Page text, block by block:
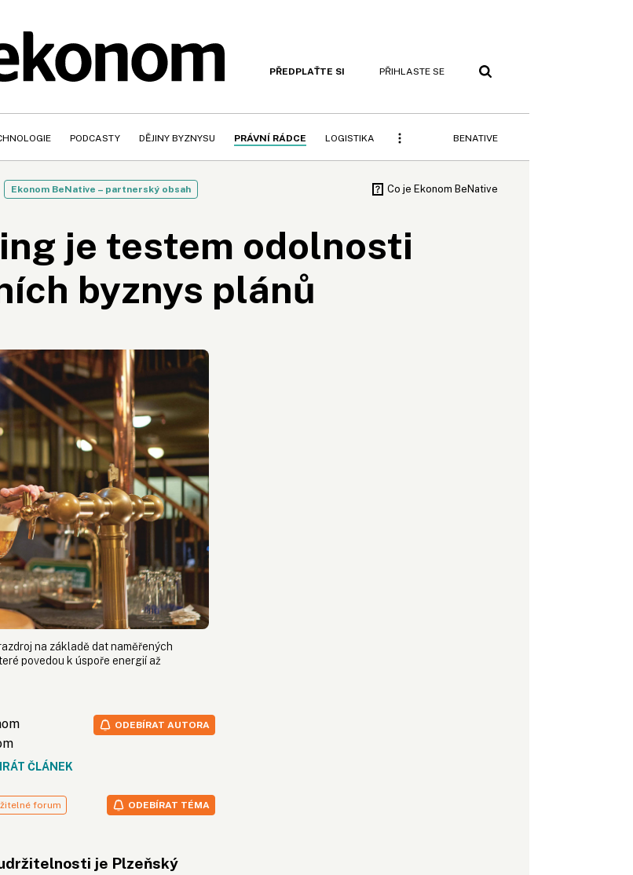
PŘEDPLAŤTE SI PŘIHLASTE SE
PODCASTY DĚJINY BYZNYSU PRÁVNÍ RÁDCE LOGISTIKA BENATIVE
Ekonom BeNative – partnerský obsah
je testem odolnosti
byznys plánů
na základě dat naměřených
povedou k úspoře energií až
ČLÁNEK
ODEBÍRAT AUTORA
forum ODEBÍRAT TÉMA
je Plzeňský